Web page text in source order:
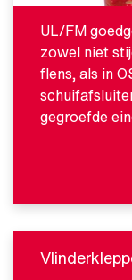
UL/FM
zowel niet
flens, als in
gegroefde